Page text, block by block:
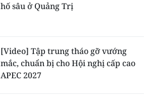
hố sâu ở Quảng Trị
[Video] Tập trung tháo gỡ vướng
mắc, chuẩn bị cho Hội nghị cấp cao
APEC 2027